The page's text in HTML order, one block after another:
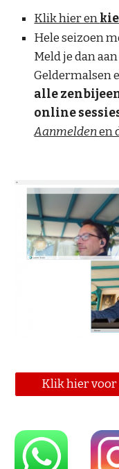
Klik hier en
Hele seizoen
Meld je dan
Geldermalsen
alle
online
Aanmeldenen
Klik hier voor